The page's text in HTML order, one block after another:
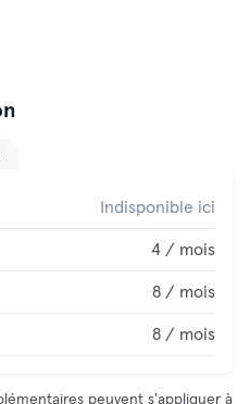
Indisponible ici
4 / mois
8 / mois
8 / mois
peuvent s'appliquer à